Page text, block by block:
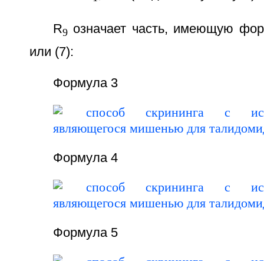
R9означает часть, имеющую
или (7):
Формула 3
Формула 4
Формула 5